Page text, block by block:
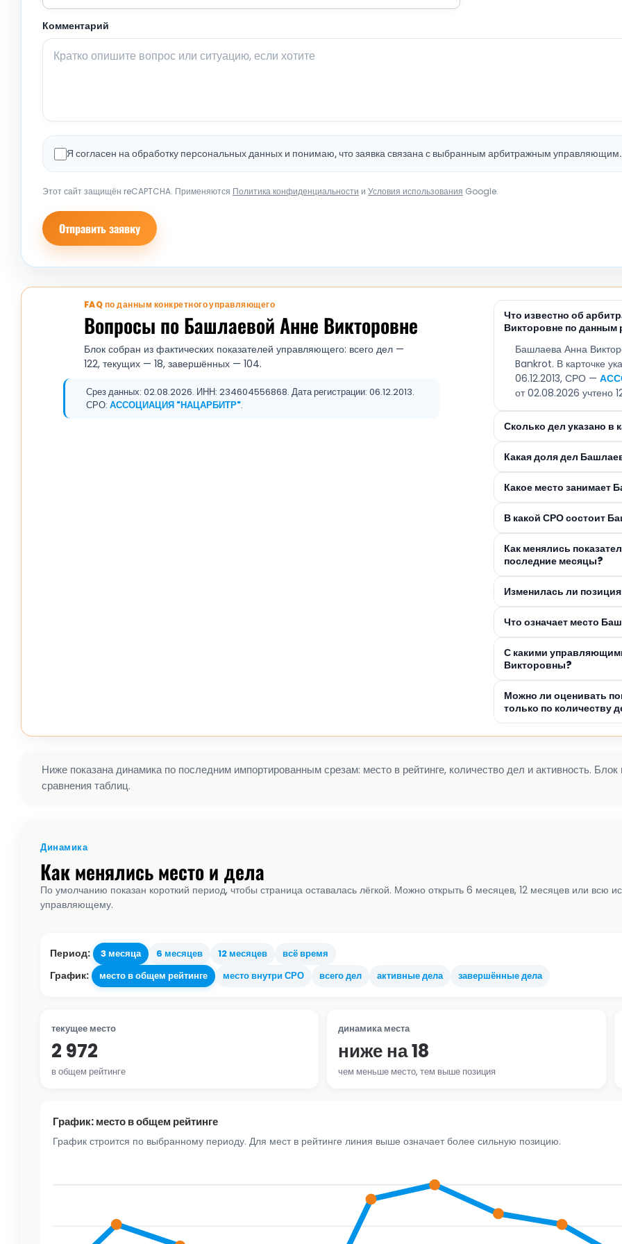
Комментарий
Я согласен на обработку персональных данных и понимаю, что заявка связана с выбранным арбитражным
Этот сайт защищён reCAPTCHA. Применяются Политика конфиденциальности и Условия использования Google.
Отправить заявку
FAQ по данным конкретного управляющего
Вопросы по Башлаевой Анне Викторовне
Блок собран из фактических показателей управляющего: всего дел —
122, текущих — 18, завершённых — 104.
Срез данных: 02.08.2026. ИНН: 234604556868. Дата регистрации: 06.12.2013.
СРО: АССОЦИАЦИЯ "НАЦАРБИТР".
Что известно об
Викторовне по данным
Башлаева Анна
Bankrot. В карточке
06.12.2013, СРО —
от 02.08.2026 учтено
Сколько дел указано
Какая доля дел
Какое место занимает
В какой СРО состоит
Как менялись
последние месяцы?
Изменилась ли
Что означает место
С какими
Викторовны?
Можно ли оценивать
только по количеству
Ниже показана динамика по последним импортированным срезам: место в рейтинге, количество дел и активность.
сравнения таблиц.
Динамика
Как менялись место и дела
По умолчанию показан короткий период, чтобы страница оставалась лёгкой. Можно открыть 6 месяцев, 12 месяцев или всю
управляющему.
Период: 3 месяца 6 месяцев 12 месяцев всё время
График: место в общем рейтинге место внутри СРО всего дел активные дела завершённые дела
текущее место
2 972
в общем рейтинге
динамика места
ниже на 18
чем меньше место, тем выше позиция
График: место в общем рейтинге
График строится по выбранному периоду. Для мест в рейтинге линия выше означает более сильную позицию.